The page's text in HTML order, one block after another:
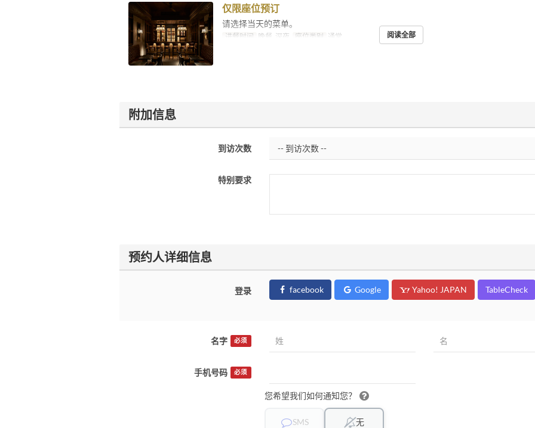
仅限座位预订
请选择当天的菜单。
进餐时间 晚餐, 深夜 座位类别 通常 阅读全部
附加信息
到访次数
特别要求
预约人详细信息
登录 facebook Google Yahoo! JAPAN TableCheck
名字 必须
手机号码 必须
您希望我们如何通知您？
SMS 无